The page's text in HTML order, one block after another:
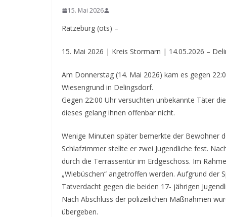
15. Mai 2026
Ratzeburg (ots) –
15. Mai 2026 | Kreis Stormarn | 14.05.2026 –
Am Donnerstag (14. Mai 2026) kam es gegen
Wiesengrund in Delingsdorf.
Gegen 22:00 Uhr versuchten unbekannte Täter
dieses gelang ihnen offenbar nicht.
Wenige Minuten später bemerkte der Bewohner
Schlafzimmer stellte er zwei Jugendliche fest.
durch die Terrassentür im Erdgeschoss. Im
„Wiebüschen“ angetroffen werden. Aufgrund der
Tatverdacht gegen die beiden 17- jährigen
Nach Abschluss der polizeilichen Maßnahmen
übergeben.